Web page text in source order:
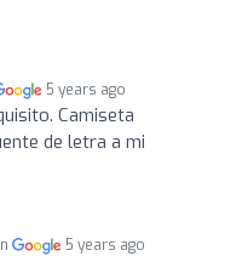
5 years ago
Camiseta
de letra a mi
5 years ago